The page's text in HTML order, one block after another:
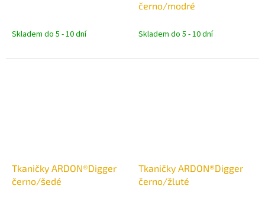
Skladem do 5 - 10 dní
černo/modré
Skladem do 5 - 10 dní
Tkaničky ARDON®Digger
černo/šedé
Tkaničky ARDON®Digger
černo/žluté